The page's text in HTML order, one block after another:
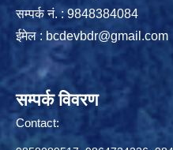
सम्पर्क नं. : 9848384084
ईमेल : bcdevbdr@gmail.com
सम्पर्क विवरण
Contact: